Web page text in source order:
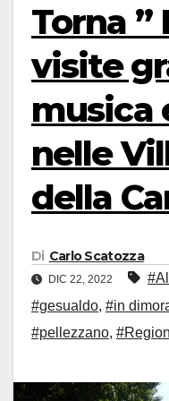
Torna ”
visite
musica
nelle
della
Di Carlo Scatozza
DIC 22, 2022
#gesualdo, #in
#pellezzano,